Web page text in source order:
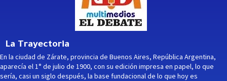
La Trayectoria
En la ciudad de Zárate, provincia de Buenos Aires, República Argentina,
aparecía el 1° de julio de 1900, con su edición impresa en papel, lo que
sería, casi un siglo después, la base fundacional de lo que hoy es